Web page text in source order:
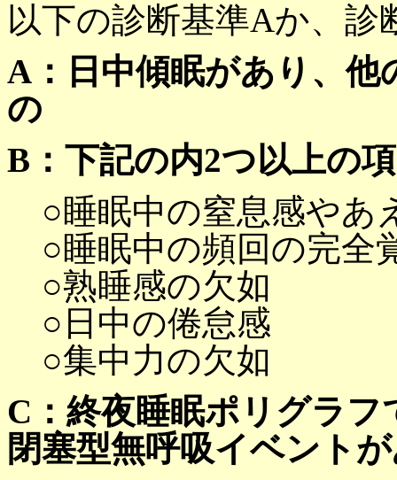
以下の診断基準Aか、診
A：日中傾眠があり、
の
B：下記の内2つ以上の
○睡眠中の窒息感やあ
○睡眠中の頻回の完全
○熟睡感の欠如
○日中の倦怠感
○集中力の欠如
C：終夜睡眠ポリグラ
閉塞型無呼吸イベント